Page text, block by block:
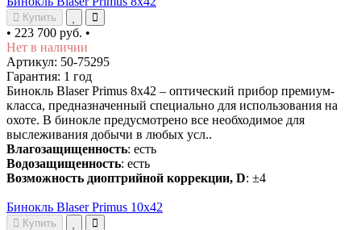
Купить
• 223 700 руб. •
Нет в наличии
Артикул: 50-75295
Гарантия: 1 год
Бинокль Blaser Primus 8х42 – оптический прибор премиум-
класса, предназначенный специально для использования на
охоте. В бинокле предусмотрено все необходимое для
выслеживания добычи в любых усл..
Влагозащищенность: есть
Водозащищенность: есть
Возможность диоптрийной коррекции, D: ±4
Бинокль Blaser Primus 10х42
Купить